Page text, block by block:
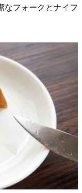
なフォークとナイフ